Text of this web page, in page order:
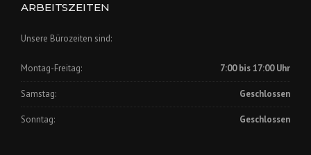
ARBEITSZEITEN
Unsere Bürozeiten sind:
Montag-Freitag: 7:00 bis 17:00 Uhr
Samstag: Geschlossen
Sonntag: Geschlossen